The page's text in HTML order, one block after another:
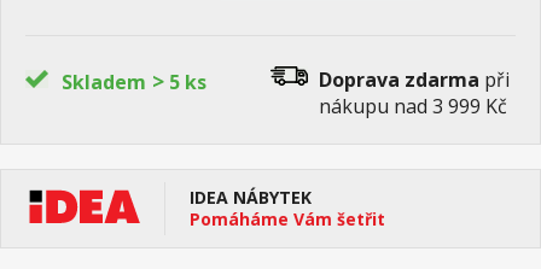
Skladem > 5 ks Doprava zdarma při
nákupu nad 3 999 Kč
IDEA NÁBYTEK
Pomáháme Vám šetřit